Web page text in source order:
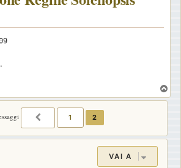
o
PRECEDENTE
1 2
VAI A